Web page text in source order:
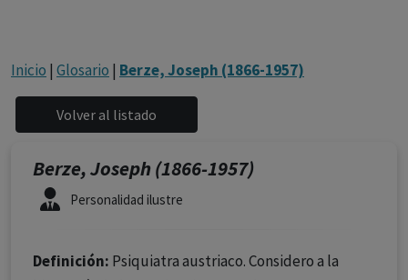
Inicio | Glosario | Berze, Joseph (1866-1957)
Berze, Joseph (1866-1957)
Personalidad ilustre
Definición: Psiquiatra austriaco. Considero a la